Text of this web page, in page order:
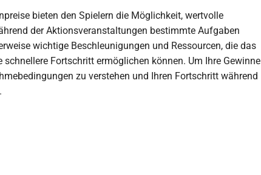
bieten den Spielern die Möglichkeit, wertvolle
der Aktionsveranstaltungen bestimmte Aufgaben
wichtige Beschleunigungen und Ressourcen, die das
Fortschritt ermöglichen können. Um Ihre Gewinne
zu verstehen und Ihren Fortschritt während